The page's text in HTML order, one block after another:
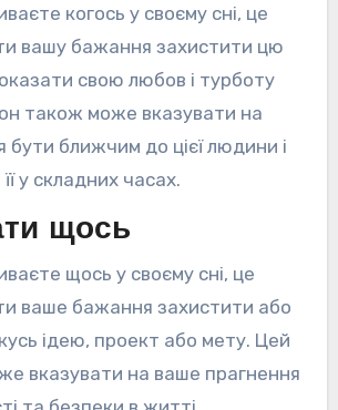
когось у своєму сні, це
вашу бажання захистити цю
свою любов і турботу
також може вказувати на
ближчим до цієї людини і
у складних часах.
щось
щось у своєму сні, це
ваше бажання захистити або
ідею, проект або мету. Цей
вказувати на ваше прагнення